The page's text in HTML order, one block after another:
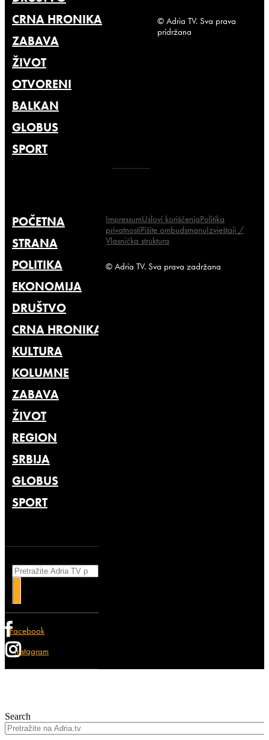
CRNA HRONIKA
ZABAVA
ŽIVOT
OTVORENI
BALKAN
GLOBUS
SPORT
© Adria TV. Sva prava
pridržana
POČETNA
STRANA
POLITIKA
EKONOMIJA
DRUŠTVO
CRNA HRONIKA
KULTURA
KOLUMNE
ZABAVA
ŽIVOT
REGION
SRBIJA
GLOBUS
SPORT
Facebook
Instagram
ImpressumUslovi korišćenjaPolitika
privatnostiPišite ombudsmanuIzvještaji /
Vlasnička struktura
© Adria TV. Sva prava zadržana
Search